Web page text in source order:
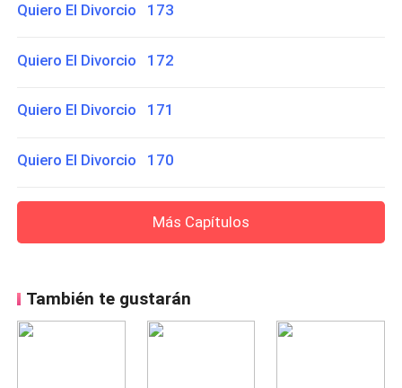
Quiero El Divorcio 173
Quiero El Divorcio 172
Quiero El Divorcio 171
Quiero El Divorcio 170
Más Capítulos
También te gustarán